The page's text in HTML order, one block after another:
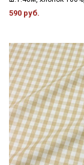
590 руб.
Секретная
Мы
Электронная